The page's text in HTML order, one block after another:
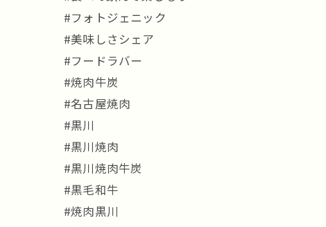
#フォトジェニック
#美味しさシェア
#フードラバー
#焼肉牛炭
#名古屋焼肉
#黒川
#黒川焼肉
#黒川焼肉牛炭
#黒毛和牛
#焼肉黒川